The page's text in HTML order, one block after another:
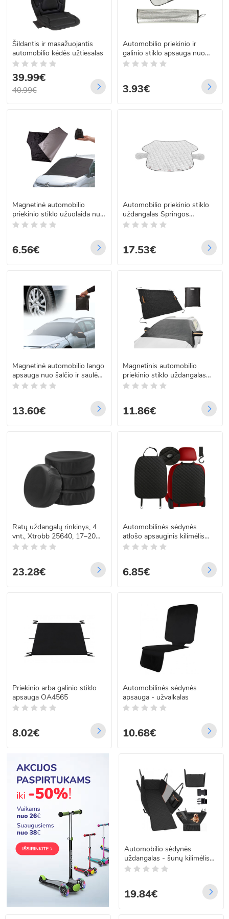
Šildantis ir masažuojantis
automobilio kėdės užtiesalas
39.99€
40.99€
Automobilio priekinio ir
galinio stiklo apsauga nuo
šalčio ir saulės, 196,5cm x
3.93€
Magnetinė automobilio
priekinio stiklo užuolaida nuo
saulės ir šalčio, 145cm x
6.56€
Automobilio priekinio stiklo
uždangalas Springos
GA0019
17.53€
Magnetinė automobilio lango
apsauga nuo šalčio ir saulės,
260 cm x 112 cm
13.60€
Magnetinis automobilio
priekinio stiklo uždangalas
nuo šalčio ir saulės, 214 cm x
11.86€
Ratų uždangalų rinkinys, 4
vnt., Xtrobb 25640, 17–20
cali
23.28€
Automobilinės sėdynės
atlošo apsauginis kilimėlis
XTROBB 26545, 45 x 68 cm
6.85€
Priekinio arba galinio stiklo
apsauga OA4565
8.02€
Automobilinės sėdynės
apsauga - užvalkalas
10.68€
Automobilio sėdynės
uždangalas - šunų kilimėlis
MP5403
19.84€